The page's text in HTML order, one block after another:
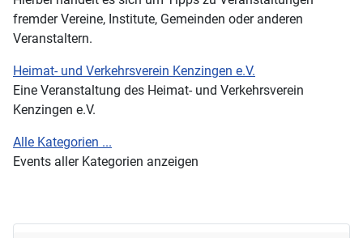
fremder Vereine, Institute, Gemeinden oder anderen
Veranstaltern.
Heimat- und Verkehrsverein Kenzingen e.V.
Eine Veranstaltung des Heimat- und Verkehrsverein
Kenzingen e.V.
Alle Kategorien ...
Events aller Kategorien anzeigen